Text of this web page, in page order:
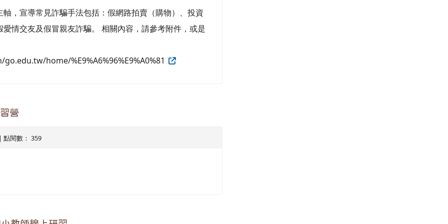
，宣導常見詐騙手法包括：假網路拍賣（購物）、投資
情交友及假冒親友詐騙。 相關內容，請參考附件，或是
home/%E9%A6%96%E9%A0%81
營
閱數： 359